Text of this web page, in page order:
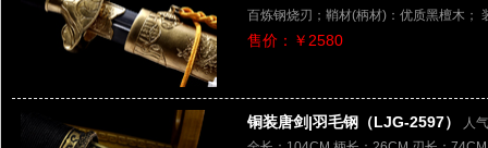
百炼钢烧刃；鞘材(柄材)：优质黑檀木；
售价：￥2580
铜装唐剑|羽毛钢（LJG-2597）
人